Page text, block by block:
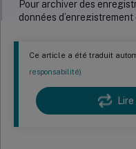
Ce article a été traduit
responsabilité)
Pour archiver des
données
Pour restaurer des
du répertoire de
Pour restaurer des
de la commande